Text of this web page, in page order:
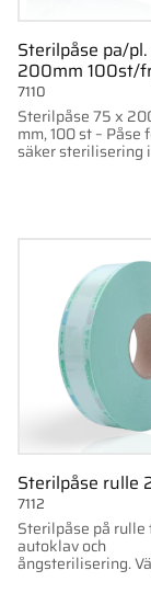
Sterilpåse pa/
200mm 100st/
Sterilpåse 75 x
mm, 100 st – Påse
säker sterilisering i
7110
Sterilpåse rulle
Sterilpåse på rulle
autoklav och
ångsterilisering.
7112